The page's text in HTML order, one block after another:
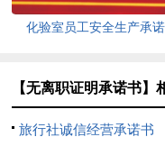
化验室员工安全生产承
【无离职证明承诺书】
旅行社诚信经营承诺书